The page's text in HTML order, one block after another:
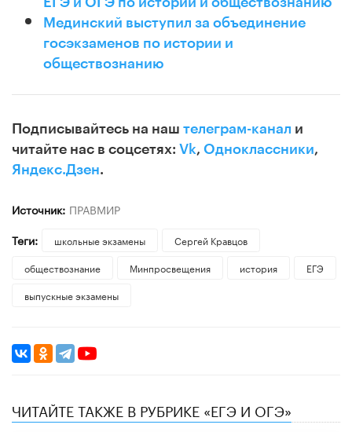
Мединский выступил за объединение
госэкзаменов по истории и
обществознанию
Подписывайтесь на наш телеграм-канал и
читайте нас в соцсетях: Vk, Одноклассники,
Яндекс.Дзен.
Источник: ПРАВМИР
Теги:
школьные экзамены
Сергей Кравцов
обществознание
Минпросвещения история
ЕГЭ
выпускные экзамены
ЧИТАЙТЕ ТАКЖЕ В РУБРИКЕ «ЕГЭ И ОГЭ»